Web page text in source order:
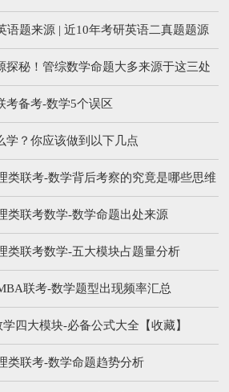
语题来源 | 近10年考研英语二真题题源
探秘！管综数学命题大多来源于这三处
考备考-数学5个误区
学？你应该做到以下几点
类联考-数学背后考察的究竟是哪些思维
类联考数学-数学命题出处来源
类联考数学-五大模块占题量分析
联考-数学题型出现频率汇总
四大模块-必备公式大全【收藏】
类联考-数学命题趋势分析